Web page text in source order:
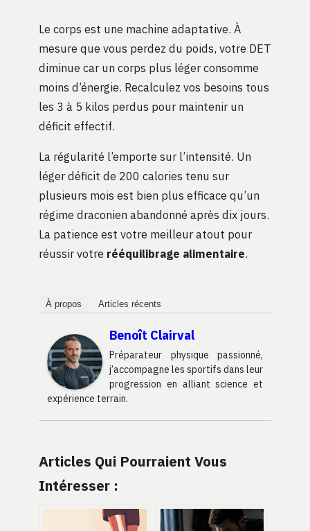
Le corps est une machine adaptative. À
mesure que vous perdez du poids, votre DET
diminue car un corps plus léger consomme
moins d’énergie. Recalculez vos besoins tous
les 3 à 5 kilos perdus pour maintenir un
déficit effectif.
La régularité l’emporte sur l’intensité. Un
léger déficit de 200 calories tenu sur
plusieurs mois est bien plus efficace qu’un
régime draconien abandonné après dix jours.
La patience est votre meilleur atout pour
réussir votre rééquilibrage alimentaire.
À propos Articles récents
Benoît Clairval
Préparateur physique passionné,
j’accompagne les sportifs dans leur
progression en alliant science et
expérience terrain.
Articles Qui Pourraient Vous
Intéresser :